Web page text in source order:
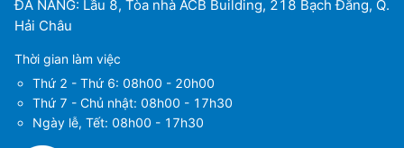
ĐÀ NẴNG: Lầu 8, Tòa nhà ACB Building, 218 Bạch Đằng, Q.
Hải Châu
Thời gian làm việc
Thứ 2 - Thứ 6: 08h00 - 20h00
Thứ 7 - Chủ nhật: 08h00 - 17h30
Ngày lễ, Tết: 08h00 - 17h30